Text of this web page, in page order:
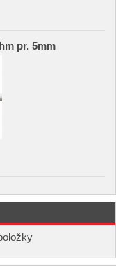
pr. 5mm